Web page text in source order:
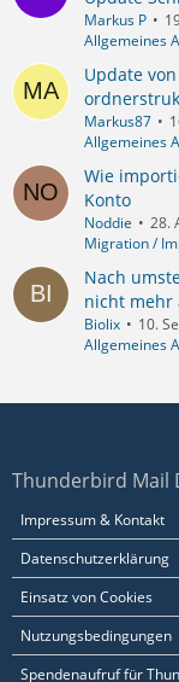
Markus P
Allgemeines
Update
Markus87
Allgemeines
Wie
Konto
Noddie
28.
Migration /
Nach
nicht mehr
Biolix
10.
Allgemeines
Thunderbird Mail
Impressum & Kontakt
Datenschutzerklärung
Einsatz von Cookies
Nutzungsbedingungen
Spendenaufruf für